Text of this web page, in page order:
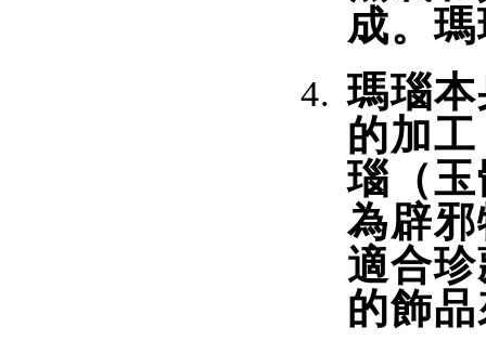
成。
瑪瑙
的加
瑙（
為辟
適合
的飾